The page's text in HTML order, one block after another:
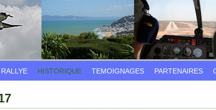
HISTORIQUE TEMOIGNAGES PARTENAIRES